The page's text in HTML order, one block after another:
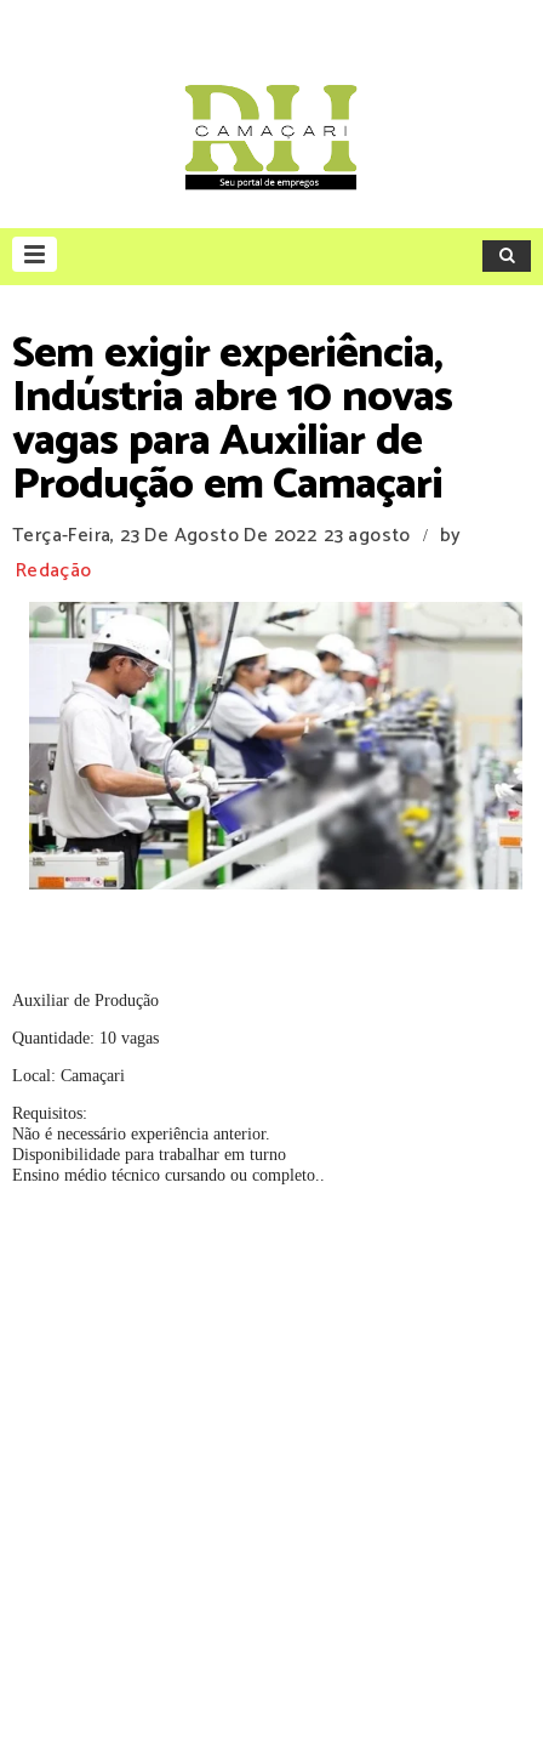
Sem exigir experiência,
Indústria abre 10 novas
vagas para Auxiliar de
Produção em Camaçari
Terça-Feira, 23 De Agosto De 2022 23 agosto /
by
Redação
Auxiliar de Produção
Quantidade: 10 vagas
Local: Camaçari
Requisitos:
Não é necessário experiência anterior.
Disponibilidade para trabalhar em turno
Ensino médio técnico cursando ou completo..